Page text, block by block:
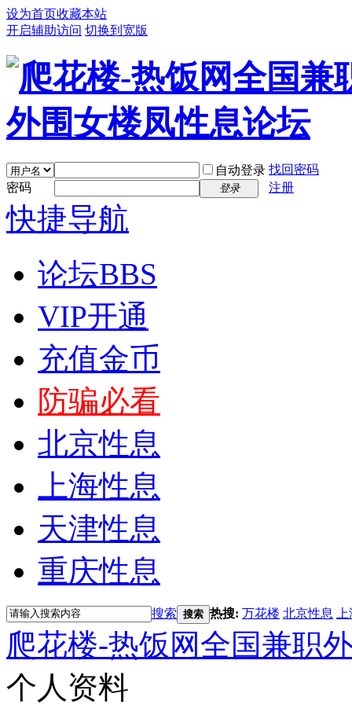
设为首页收藏本站
开启辅助访问 切换到宽版
自动登录 找回密码
密码
登录 注册
快捷导航
论坛BBS
VIP开通
充值金币
防骗必看
北京性息
上海性息
天津性息
重庆性息
搜索 搜索 热搜: 万花楼 北京性息
爬花楼-热饭网全国兼职
个人资料